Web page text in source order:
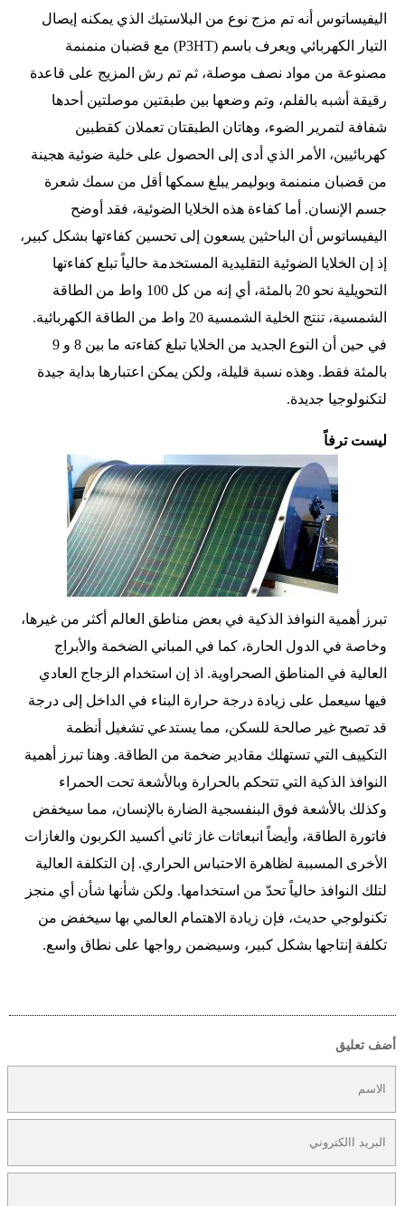
اليفيساتوس أنه تم مزج نوع من البلاستيك الذي يمكنه إيصال
التيار الكهربائي ويعرف باسم (P3HT) مع قضبان منمنمة
مصنوعة من مواد نصف موصلة، ثم تم رش المزيج على قاعدة
رقيقة أشبه بالفلم، وتم وضعها بين طبقتين موصلتين أحدها
شفافة لتمرير الضوء، وهاتان الطبقتان تعملان كقطبين
كهربائيين، الأمر الذي أدى إلى الحصول على خلية ضوئية هجينة
من قضبان منمنمة وبوليمر يبلغ سمكها أقل من سمك شعرة
جسم الإنسان. أما كفاءة هذه الخلايا الضوئية، فقد أوضح
اليفيساتوس أن الباحثين يسعون إلى تحسين كفاءتها بشكل كبير،
إذ إن الخلايا الضوئية التقليدية المستخدمة حالياً تبلع كفاءتها
التحويلية نحو 20 بالمئة، أي إنه من كل 100 واط من الطاقة
الشمسية، تنتج الخلية الشمسية 20 واط من الطاقة الكهربائية.
في حين أن النوع الجديد من الخلايا تبلغ كفاءته ما بين 8 و 9
بالمئة فقط. وهذه نسبة قليلة، ولكن يمكن اعتبارها بداية جيدة
لتكنولوجيا جديدة.
ليست ترفاً
تبرز أهمية النوافذ الذكية في بعض مناطق العالم أكثر من غيرها،
وخاصة في الدول الحارة، كما في المباني الضخمة والأبراج
العالية في المناطق الصحراوية. اذ إن استخدام الزجاج العادي
فيها سيعمل على زيادة درجة حرارة البناء في الداخل إلى درجة
قد تصبح غير صالحة للسكن، مما يستدعي تشغيل أنظمة
التكييف التي تستهلك مقادير ضخمة من الطاقة. وهنا تبرز أهمية
النوافذ الذكية التي تتحكم بالحرارة وبالأشعة تحت الحمراء
وكذلك بالأشعة فوق البنفسجية الضارة بالإنسان، مما سيخفض
فاتورة الطاقة، وأيضاً انبعاثات غاز ثاني أكسيد الكربون والغازات
الأخرى المسببة لظاهرة الاحتباس الحراري. إن التكلفة العالية
لتلك النوافذ حالياً تحدّ من استخدامها. ولكن شأنها شأن أي منجز
تكنولوجي حديث، فإن زيادة الاهتمام العالمي بها سيخفض من
تكلفة إنتاجها بشكل كبير، وسيضمن رواجها على نطاق واسع.
أضف تعليق